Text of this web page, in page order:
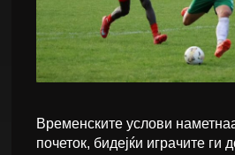
Временските услови
почеток, бидејќи играчите ги